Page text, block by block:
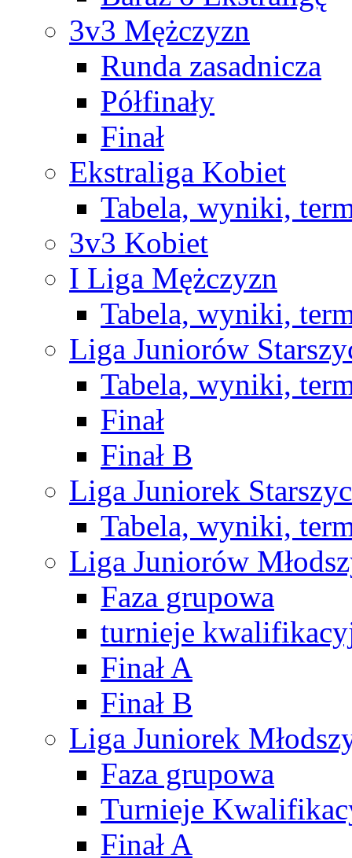
3v3 Mężczyzn
Runda zasadnicza
Półfinały
Finał
Ekstraliga Kobiet
Tabela, wyniki,
3v3 Kobiet
I Liga Mężczyzn
Tabela, wyniki,
Liga Juniorów
Tabela, wyniki,
Finał
Finał B
Liga Juniorek
Tabela, wyniki,
Liga Juniorów
Faza grupowa
turnieje
Finał A
Finał B
Liga Juniorek
Faza grupowa
Turnieje
Finał A